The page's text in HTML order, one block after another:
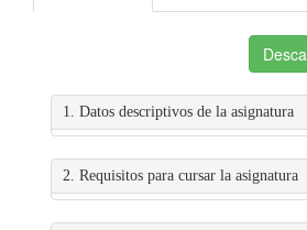
1. Datos descriptivos de la asignatura
2. Requisitos para cursar la asignatura